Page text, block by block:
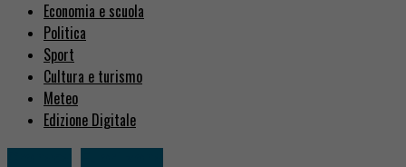
Economia e scuola
Politica
Sport
Cultura e turismo
Meteo
Edizione Digitale